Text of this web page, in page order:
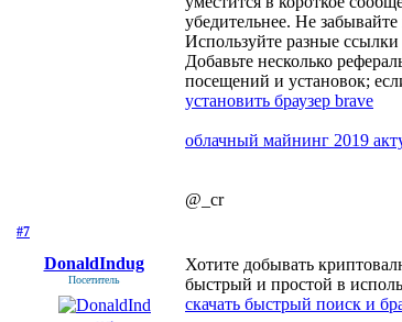
убедительнее. Не
Используйте разные ссылки
Добавьте несколько
посещений и установок;
установить браузер brave
облачный майнинг 2019
@_cr
#7
DonaldIndug
Посетитель
Хотите добывать
быстрый и простой в
скачать быстрый поиск и